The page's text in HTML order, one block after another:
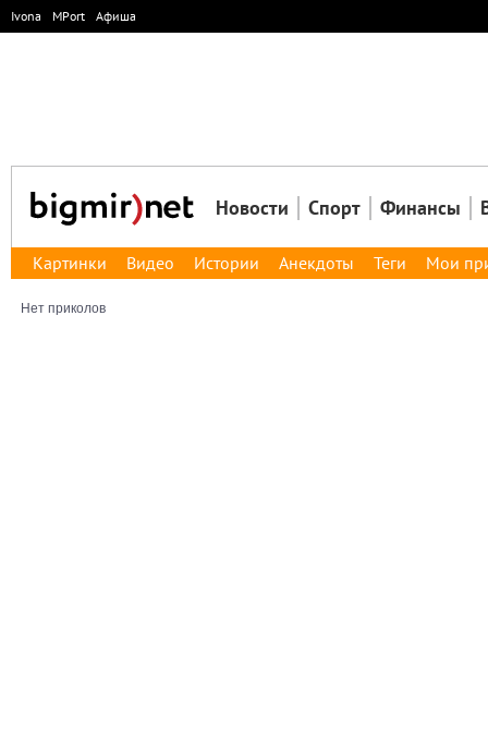
Ivona MPort Афиша
Новости Спорт Финансы
Картинки Видео Истории Анекдоты Теги Мои
Нет приколов